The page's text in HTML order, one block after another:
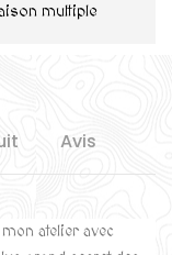
multiple
Avis
atelier avec